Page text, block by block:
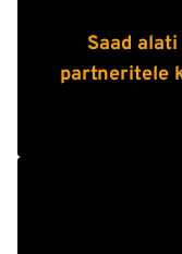
Saad
partneritele